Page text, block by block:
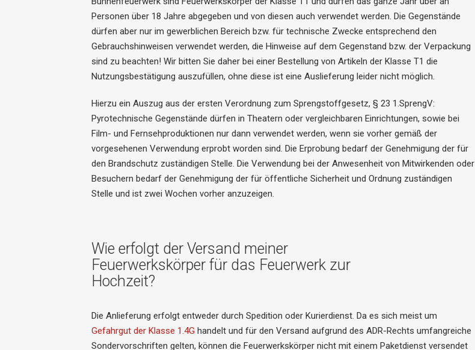
Personen über 18 Jahre abgegeben und von diesen auch verwendet werden. Die Gegenstände
dürfen aber nur im gewerblichen Bereich bzw. für technische Zwecke entsprechend den
Gebrauchshinweisen verwendet werden, die Hinweise auf dem Gegenstand bzw. der Verpackung
sind zu beachten! Wir bitten Sie daher bei einer Bestellung von Artikeln der Klasse T1 die
Nutzungsbestätigung auszufüllen, ohne diese ist eine Auslieferung leider nicht möglich.
Hierzu ein Auszug aus der ersten Verordnung zum Sprengstoffgesetz, § 23 1.SprengV:
Pyrotechnische Gegenstände dürfen in Theatern oder vergleichbaren Einrichtungen, sowie bei
Film- und Fernsehproduktionen nur dann verwendet werden, wenn sie vorher gemäß der
vorgesehenen Verwendung erprobt worden sind. Die Erprobung bedarf der Genehmigung der für
den Brandschutz zuständigen Stelle. Die Verwendung bei der Anwesenheit von Mitwirkenden oder
Besuchern bedarf der Genehmigung der für öffentliche Sicherheit und Ordnung zuständigen
Stelle und ist zwei Wochen vorher anzuzeigen.
Wie erfolgt der Versand meiner
Feuerwerkskörper für das Feuerwerk zur
Hochzeit?
Die Anlieferung erfolgt entweder durch Spedition oder Kurierdienst. Da es sich meist um
Gefahrgut der Klasse 1.4G handelt und für den Versand aufgrund des ADR-Rechts umfangreiche
Sondervorschriften gelten, können die Feuerwerkskörper nicht mit einem Paketdienst versendet